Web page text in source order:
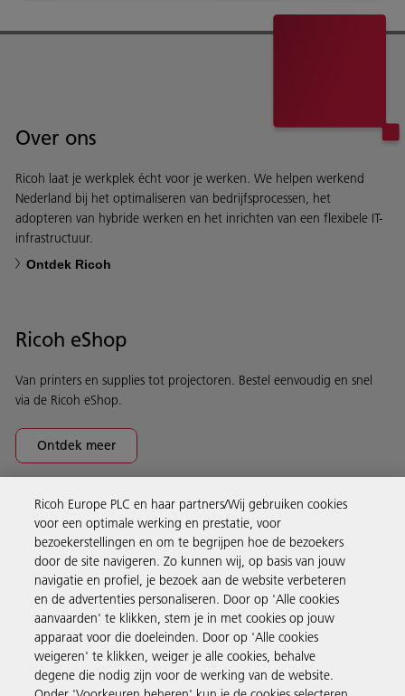
Over ons
Ricoh laat je werkplek écht voor je werken. We helpen werkend
Nederland bij het optimaliseren van bedrijfsprocessen, het
adopteren van hybride werken en het inrichten van een flexibele IT-
infrastructuur.
Ontdek Ricoh
Ricoh eShop
Van printers en supplies tot projectoren. Bestel eenvoudig en snel
via de Ricoh eShop.
Ontdek meer
Business Solutions
Producten en services
Support en contact
Inspiratie
Ricoh Europe PLC en haar partners/Wij gebruiken cookies
voor een optimale werking en prestatie, voor
bezoekerstellingen en om te begrijpen hoe de bezoekers
door de site navigeren. Zo kunnen wij, op basis van jouw
navigatie en profiel, je bezoek aan de website verbeteren
en de advertenties personaliseren. Door op 'Alle cookies
aanvaarden' te klikken, stem je in met cookies op jouw
apparaat voor die doeleinden. Door op 'Alle cookies
weigeren' te klikken, weiger je alle cookies, behalve
degene die nodig zijn voor de werking van de website.